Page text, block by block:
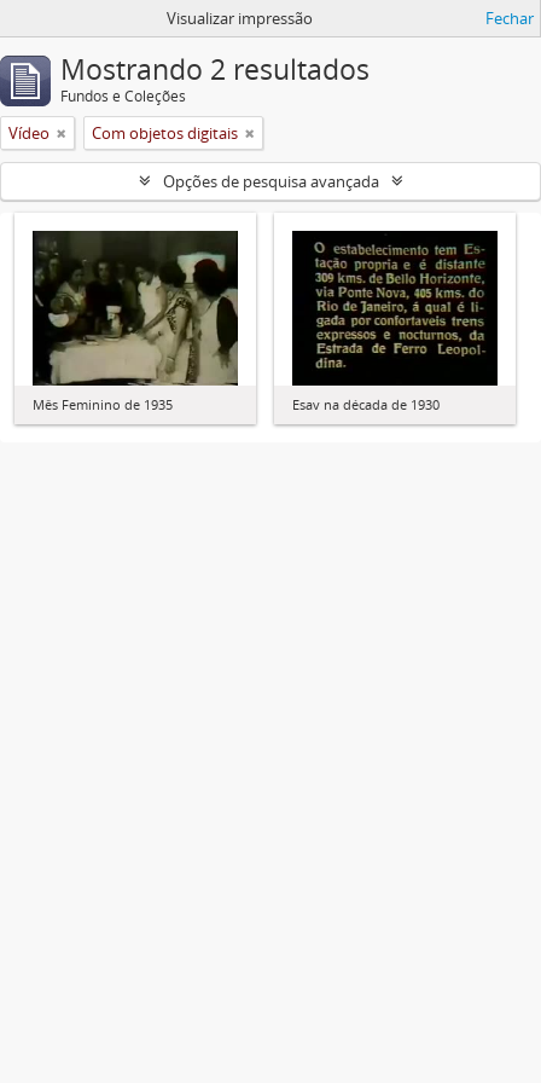
Visualizar impressão Fechar
Mostrando 2 resultados
Fundos e Coleções
Vídeo Com objetos digitais
Opções de pesquisa avançada
Mês Feminino de 1935 Esav na década de 1930